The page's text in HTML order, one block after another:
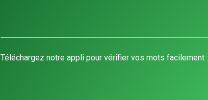
Téléchargez notre appli pour vérifier vos mots facilement :